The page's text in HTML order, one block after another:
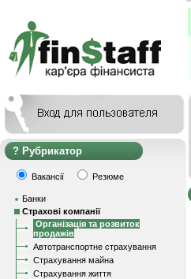
Рубрикатор
Вакансії Резюме
Банки
Страхові компанії
Організація та розвиток
продажів
Автотранспортне страхування
Страхування майна
Страхування життя